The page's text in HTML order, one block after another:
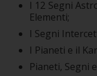
I 12 Segni
Elementi;
I Segni
I Pianeti e il
Pianeti, Segni